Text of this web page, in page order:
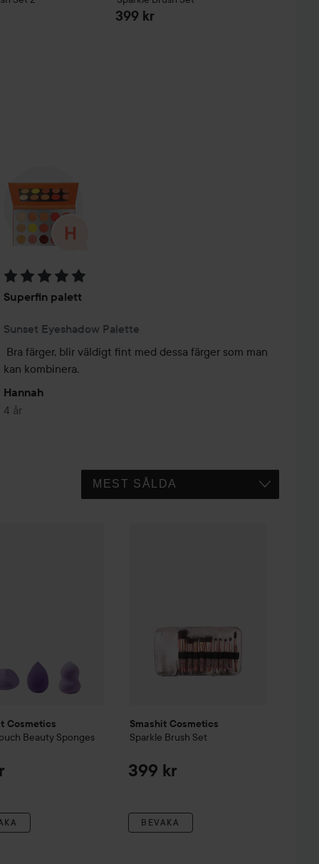
399 kr
Betyg: 5 av 5
Superfin palett
Sunset Eyeshadow Palette
Bra färger, blir väldigt fint med dessa färger som man
kan kombinera.
Hannah
4 år
Cosmetics
Beauty Sponges
Smashit Cosmetics
Sparkle Brush Set
399 kr
BEVAKA